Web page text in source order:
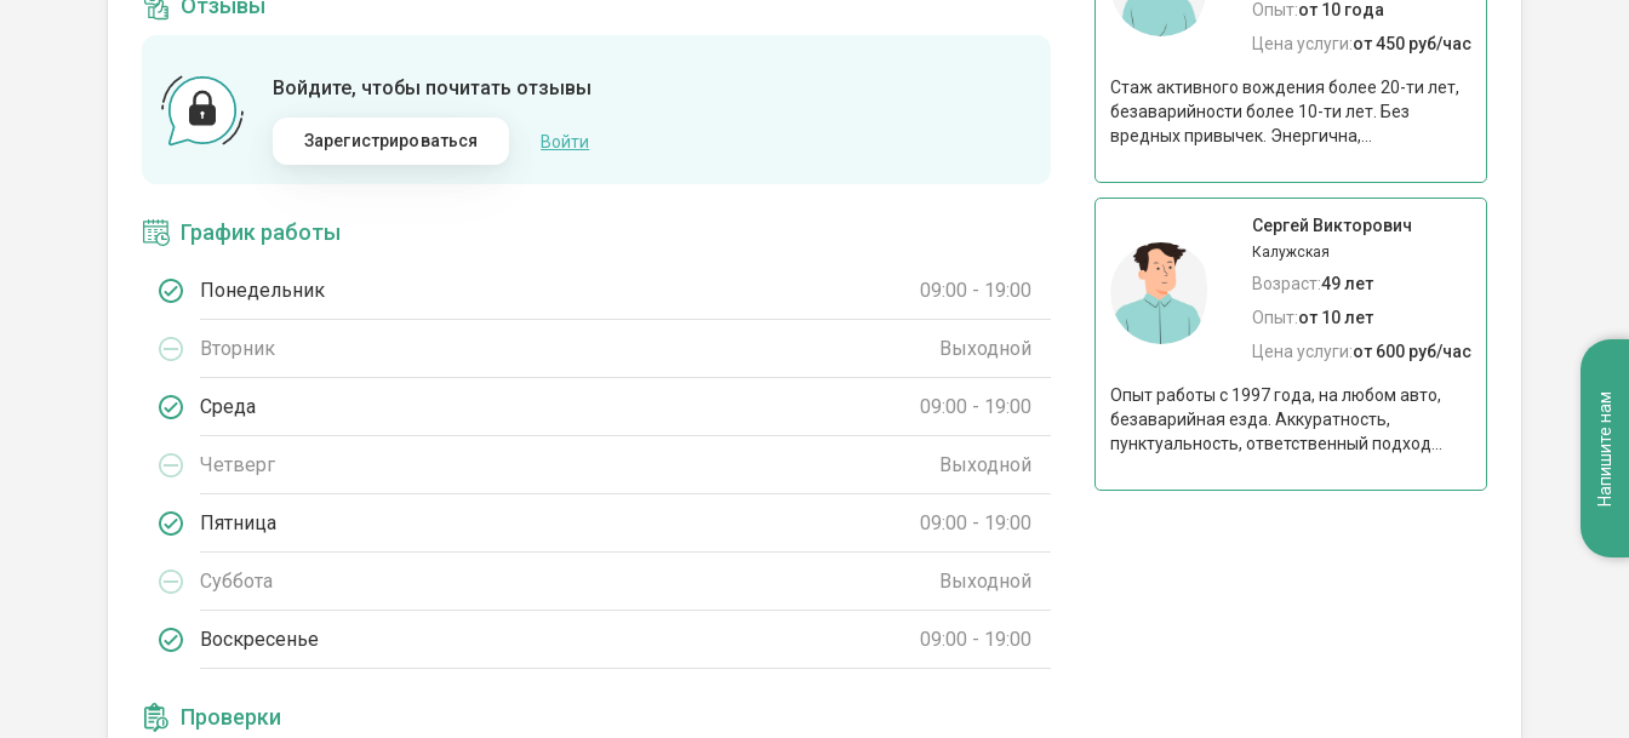
Отзывы
Войдите, чтобы почитать отзывы
Зарегистрироваться Войти
График работы
Понедельник 09:00 - 19:00
Вторник Выходной
Среда 09:00 - 19:00
Четверг Выходной
Пятница 09:00 - 19:00
Суббота Выходной
Воскресенье 09:00 - 19:00
Проверки
Опыт:от 10 года
Цена услуги:от 450 руб/час
Стаж активного вождения более 20-ти лет,
безаварийности более 10-ти лет. Без
вредных привычек. Энергична,...
Сергей Викторович
Калужская
Возраст:49 лет
Опыт:от 10 лет
Цена услуги:от 600 руб/час
Опыт работы с 1997 года, на любом авто,
безаварийная езда. Аккуратность,
пунктуальность, ответственный подход...
Напишите нам